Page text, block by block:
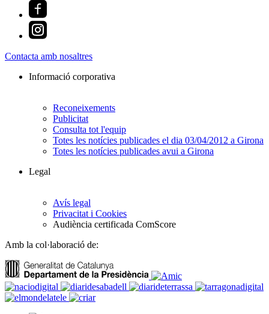
Contacta amb nosaltres
Informació corporativa
Reconeixements
Publicitat
Consulta tot l'equip
Totes les notícies publicades el dia 03/04/2012 a Girona
Totes les notícies publicades avui a Girona
Legal
Avís legal
Privacitat i Cookies
Audiència certificada ComScore
Amb la col·laboració de: